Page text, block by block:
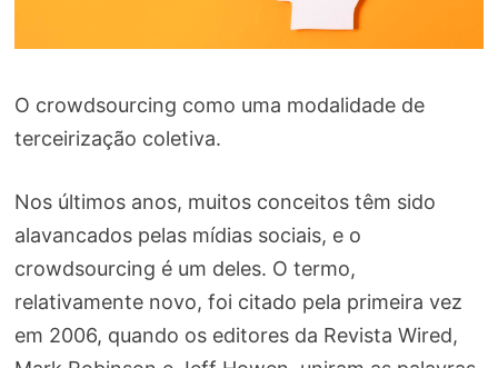
O crowdsourcing como uma modalidade de
terceirização coletiva.
Nos últimos anos, muitos conceitos têm sido
alavancados pelas mídias sociais, e o
crowdsourcing é um deles. O termo,
relativamente novo, foi citado pela primeira vez
em 2006, quando os editores da Revista Wired,